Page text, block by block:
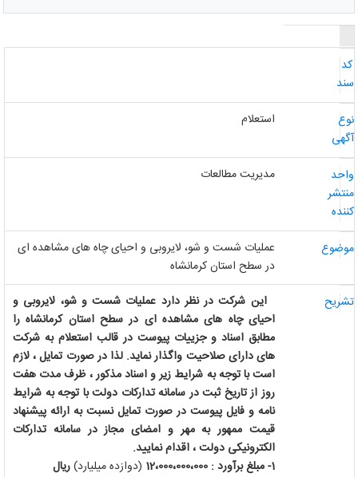
استعلام
مدیریت مطالعات
عملیات شست و شو، لایروبی و احیای چاه های مشاهده ای
در سطح استان کرمانشاه
این شرکت در نظر دارد عملیات شست و شو، لایروبی و
احیای چاه های مشاهده ای در سطح استان کرمانشاه را
مطابق اسناد و جزییات پیوست در قالب استعلام به شرکت
های دارای صلاحیت واگذار نماید. لذا در صورت تمایل ، لازم
است با توجه به شرایط زیر و اسناد مذکور ، ظرف مدت هفت
روز از تاریخ ثبت در سامانه تدارکات دولت با توجه به شرایط
نامه و فایل پیوست در صورت تمایل نسبت به ارائه پیشنهاد
قیمت ممهور به مهر و امضای مجاز در سامانه تدارکات
الکترونیکی دولت ، اقدام نمایید.
(دوازده میلیارد)ریال